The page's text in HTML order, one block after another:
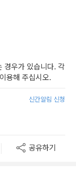
경우가 있습니다. 각
용해 주십시오.
신간알림 신청
공유하기